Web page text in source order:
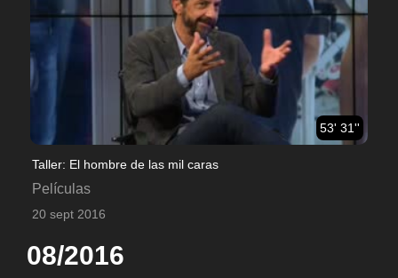
53' 31''
Taller: El hombre de las mil caras
Películas
20 sept 2016
08/2016